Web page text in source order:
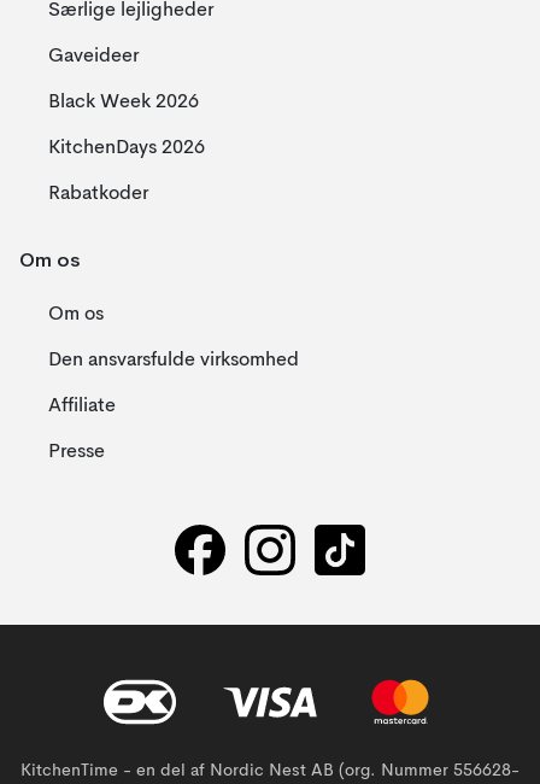
Særlige lejligheder
Gaveideer
Black Week 2026
KitchenDays 2026
Rabatkoder
Om os
Om os
Den ansvarsfulde virksomhed
Affiliate
Presse
KitchenTime - en del af Nordic Nest AB (org. Nummer 556628-